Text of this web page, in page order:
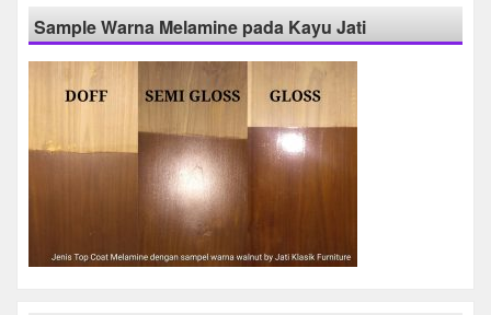
Sample Warna Melamine pada Kayu Jati